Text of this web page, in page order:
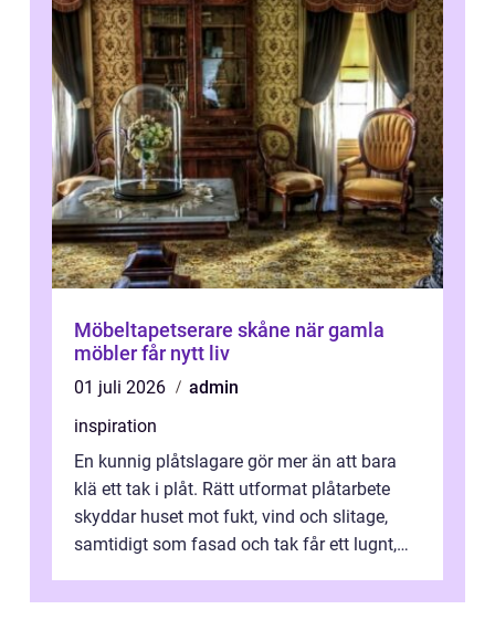
Möbeltapetserare skåne när gamla
möbler får nytt liv
01 juli 2026
admin
inspiration
En kunnig plåtslagare gör mer än att bara
klä ett tak i plåt. Rätt utformat plåtarbete
skyddar huset mot fukt, vind och slitage,
samtidigt som fasad och tak får ett lugnt,